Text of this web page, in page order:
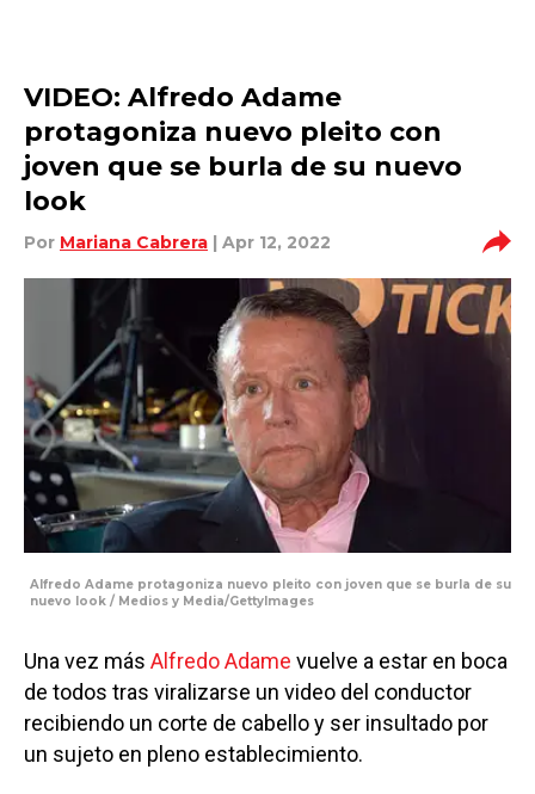
VIDEO: Alfredo Adame
protagoniza nuevo pleito con
joven que se burla de su nuevo
look
Por Mariana Cabrera | Apr 12, 2022
Alfredo Adame protagoniza nuevo pleito con joven que se burla de su
nuevo look / Medios y Media/GettyImages
Una vez más Alfredo Adame vuelve a estar en boca
de todos tras viralizarse un video del conductor
recibiendo un corte de cabello y ser insultado por
un sujeto en pleno establecimiento.